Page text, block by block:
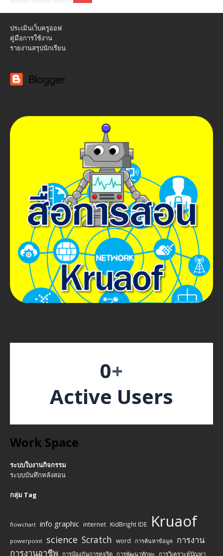
ประเมินเว็บครูออฟ
คู่มือการใช้งาน
รายงานสรุปนักเรียน
0+
Active Users
Work Space
ระบบใบงานกิจกรรม
ระบบบันทึกหลังสอน
กลุ่ม Tag
flowchart info graphic internet KidBright IDE Kruaof
powerpoint science Scratch word การค้นหาข้อมูล
การงาน
การงานอาชีพ
การป้องกันการทุจริต การพัฒนาทักษะ การวิเคราะห์ปัญหา